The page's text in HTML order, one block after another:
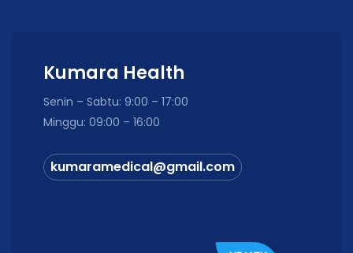
Kumara Health
Senin – Sabtu: 9:00 – 17:00
Minggu: 09:00 – 16:00
kumaramedical@gmail.com